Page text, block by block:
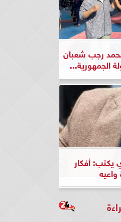
رجب شعبان
الجمهورية...
أفكار
واعيه